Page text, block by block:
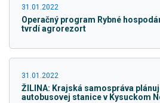
31.01.2022
Operačný program Rybné
tvrdí agrorezort
31.01.2022
ŽILINA: Krajská samospráva
autobusovej stanice v Kysuckom